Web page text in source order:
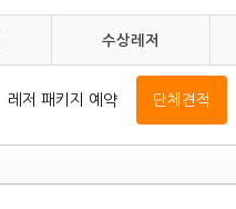
수상레저
레저 패키지 예약 단체견적